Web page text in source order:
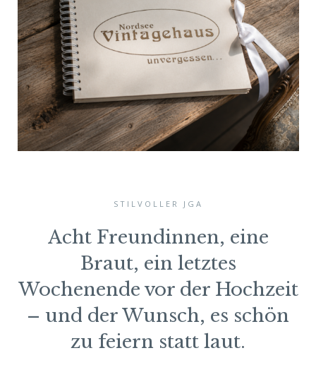
STILVOLLER JGA
Acht Freundinnen, eine
Braut, ein letztes
Wochenende vor der Hochzeit
– und der Wunsch, es schön
zu feiern statt laut.